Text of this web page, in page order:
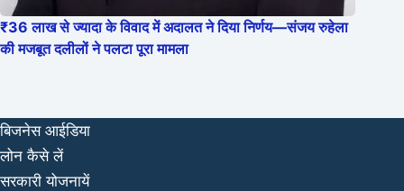
₹36 लाख से ज्यादा के विवाद में अदालत ने दिया निर्णय—संजय रुहेला
की मजबूत दलीलों ने पलटा पूरा मामला
बिजनेस आईडिया
लोन कैसे लें
सरकारी योजनायें